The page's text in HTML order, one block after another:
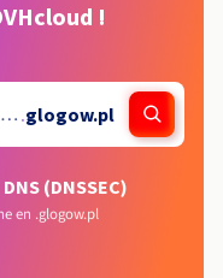
!
.glogow.pl
(DNSSEC)
en .glogow.pl